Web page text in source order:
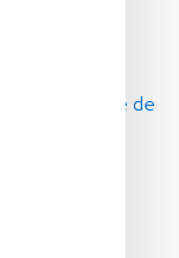
Agence de